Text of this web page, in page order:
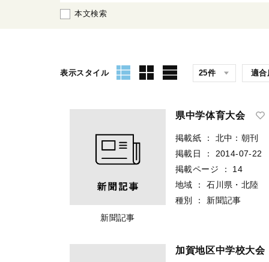
本文検索
表示スタイル
新聞記事
県中学体育大会
掲載紙 ：
北中：朝刊
掲載日
：
2014-07-22
掲載ページ
：
14
地域
：
石川県・北陸
種別
： 新聞記事
加賀地区中学校大会